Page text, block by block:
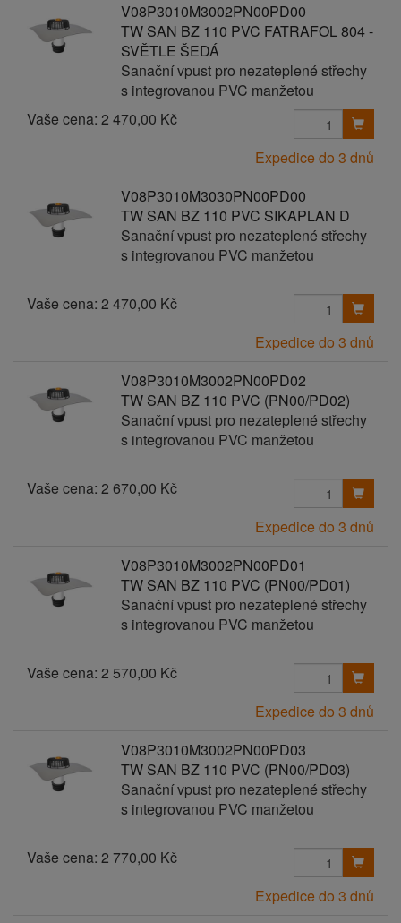
V08P3010M3002PN00PD00
TW SAN BZ 110 PVC FATRAFOL 804 -
SVĚTLE ŠEDÁ
Sanační vpust pro nezateplené střechy
s integrovanou PVC manžetou
Vaše cena: 2 470,00 Kč
Expedice do 3 dnů
V08P3010M3030PN00PD00
TW SAN BZ 110 PVC SIKAPLAN D
Sanační vpust pro nezateplené střechy
s integrovanou PVC manžetou
Vaše cena: 2 470,00 Kč
Expedice do 3 dnů
V08P3010M3002PN00PD02
TW SAN BZ 110 PVC (PN00/PD02)
Sanační vpust pro nezateplené střechy
s integrovanou PVC manžetou
Vaše cena: 2 670,00 Kč
Expedice do 3 dnů
V08P3010M3002PN00PD01
TW SAN BZ 110 PVC (PN00/PD01)
Sanační vpust pro nezateplené střechy
s integrovanou PVC manžetou
Vaše cena: 2 570,00 Kč
Expedice do 3 dnů
V08P3010M3002PN00PD03
TW SAN BZ 110 PVC (PN00/PD03)
Sanační vpust pro nezateplené střechy
s integrovanou PVC manžetou
Vaše cena: 2 770,00 Kč
Expedice do 3 dnů